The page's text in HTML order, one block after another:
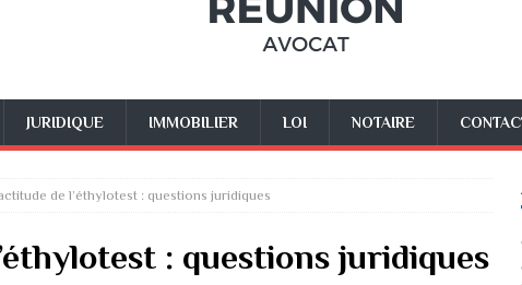
JURIDIQUE IMMOBILIER LOI NOTAIRE
de l’éthylotest : questions juridiques
: questions juridiques